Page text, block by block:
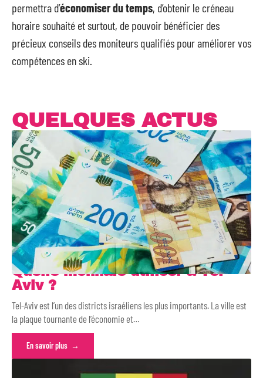
permettra d’économiser du temps, d’obtenir le créneau
horaire souhaité et surtout, de pouvoir bénéficier des
précieux conseils des moniteurs qualifiés pour améliorer vos
compétences en ski.
QUELQUES ACTUS
Quelle monnaie utiliser à Tel-
Aviv ?
Tel-Aviv est l’un des districts israéliens les plus importants. La ville est
la plaque tournante de l’économie et…
En savoir plus